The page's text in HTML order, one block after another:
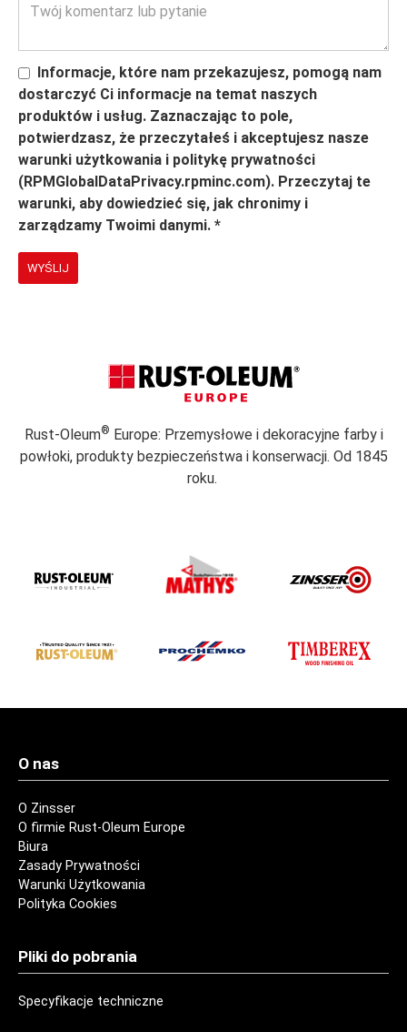
Informacje, które nam przekazujesz, pomogą nam
dostarczyć Ci informacje na temat naszych
produktów i usług. Zaznaczając to pole,
potwierdzasz, że przeczytałeś i akceptujesz nasze
warunki użytkowania i politykę prywatności
(RPMGlobalDataPrivacy.rpminc.com). Przeczytaj te
warunki, aby dowiedzieć się, jak chronimy i
zarządzamy Twoimi danymi. *
WYŚLIJ
Rust-Oleum® Europe: Przemysłowe i dekoracyjne farby i
powłoki, produkty bezpieczeństwa i konserwacji. Od 1845
roku.
O nas
O Zinsser
O firmie Rust-Oleum Europe
Biura
Zasady Prywatności
Warunki Użytkowania
Polityka Cookies
Pliki do pobrania
Specyfikacje techniczne